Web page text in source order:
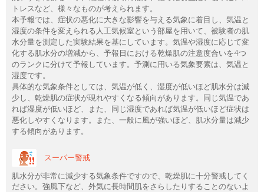
トレスなど、様々なものが考えられます。
本予報では、症状の悪化に大きな影響を与える気象に着目し、気温と
湿度の条件を変えられる人工気候室という部屋を用いて、被験者の肌
水分量を測定した実験結果を基にしています。気温や湿度に応じて変
化する肌水分の増減から、予報日における乾燥肌の注意度合いを4つ
のランクに分けて予報しています。予測に用いる気象要素は、気温と
湿度です。
具体的な気象条件としては、気温が低く、湿度が低いほど肌水分は減
少し、乾燥肌の症状が現れやすくなる傾向があります。同じ気温であ
れば湿度が低いほど、また、同じ湿度であれば気温が低いほど症状は
悪化しやすくなります。また、一般に風が強いほど、肌水分量は減少
する傾向があります。
スーパー警戒
肌水分が非常に減少する気象条件ですので、乾燥肌に十分警戒してく
ださい。強風下など、外気に長時間肌をさらしたりすることのないよ